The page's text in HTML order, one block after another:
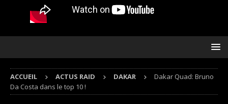
ACCUEIL ACTUS RAID DAKAR
Dakar Quad: Bruno
Da Costa dans le top 10 !